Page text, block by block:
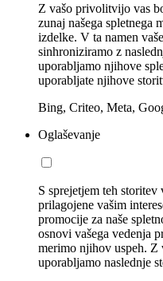
Z vašo privolitvijo vas
zunaj našega spletnega
izdelke. V ta namen
sinhroniziramo z
uporabljamo njihove
uporabljate njihove
Bing, Criteo, Meta,
Oglaševanje
S sprejetjem teh
prilagojene vašim
promocije za naše
osnovi vašega vedenja
merimo njihov uspeh. Z
uporabljamo naslednje